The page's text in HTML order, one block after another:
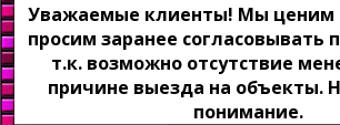
Уважаемые клиенты! Мы ценим
просим заранее согласовывать
т.к. возможно отсутствие
причине выезда на объекты.
понимание.